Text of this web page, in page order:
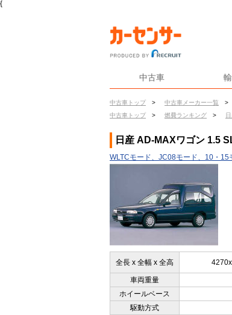
{
中古車
中古車トップ > 中古車メーカー一覧 >
中古車トップ
> 燃費ランキング >
日産 AD-MAXワゴン 1.5
WLTCモード、JC08モード、10・15
全長 x 全幅 x 全高
車両重量
ホイールベース
駆動方式